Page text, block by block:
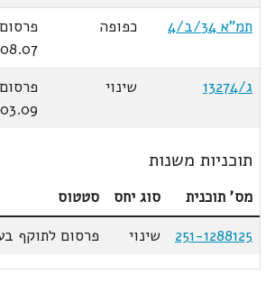
תמ"א 34/ב/4
כפופה
ג/13274
שינוי
תוכניות משנות
מס' תוכנית סוג יחס
סטטוס
251-1288125
שינוי פרסום לתוקף